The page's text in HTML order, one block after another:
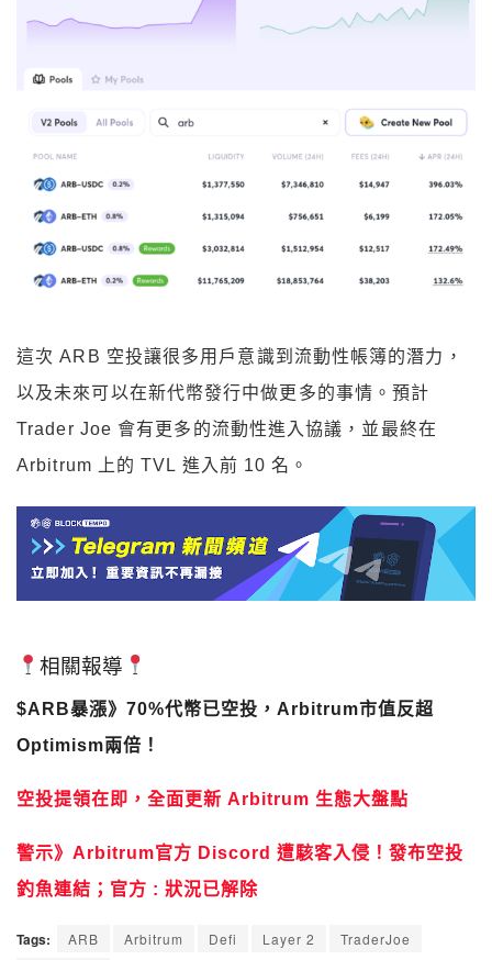
這次 ARB 空投讓很多用戶意識到流動性帳簿的潛力，
以及未來可以在新代幣發行中做更多的事情。預計
Trader Joe 會有更多的流動性進入協議，並最終在
Arbitrum 上的 TVL 進入前 10 名。
相關報導
$ARB暴漲》70%代幣已空投，Arbitrum市值反超
Optimism兩倍！
空投提領在即，全面更新 Arbitrum 生態大盤點
警示》Arbitrum官方 Discord 遭駭客入侵！發布空投
釣魚連結；官方 : 狀況已解除
Tags: ARB Arbitrum Defi Layer 2
TraderJoe